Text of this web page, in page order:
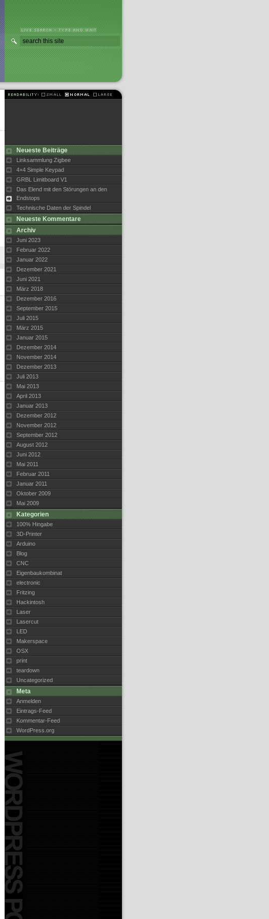
Neueste Beiträge
Linksammlung Zigbee
4×4 Simple Keypad
GRBL Limitboard V1
Das Elend mit den Störungen an den
Endstops
Technische Daten der Spindel
Neueste Kommentare
Archiv
Juni 2023
Februar 2022
Januar 2022
Dezember 2021
Juni 2021
März 2018
Dezember 2016
September 2015
Juli 2015
März 2015
Januar 2015
Dezember 2014
November 2014
Dezember 2013
Juli 2013
Mai 2013
April 2013
Januar 2013
Dezember 2012
November 2012
September 2012
August 2012
Juni 2012
Mai 2011
Februar 2011
Januar 2011
Oktober 2009
Mai 2009
Kategorien
100% Hingabe
3D-Printer
Arduino
Blog
CNC
Eigenbaukombinat
electronic
Fritzing
Hackintosh
Laser
Lasercut
LED
Makerspace
OSX
print
teardown
Uncategorized
Meta
Anmelden
Eintrags-Feed
Kommentar-Feed
WordPress.org